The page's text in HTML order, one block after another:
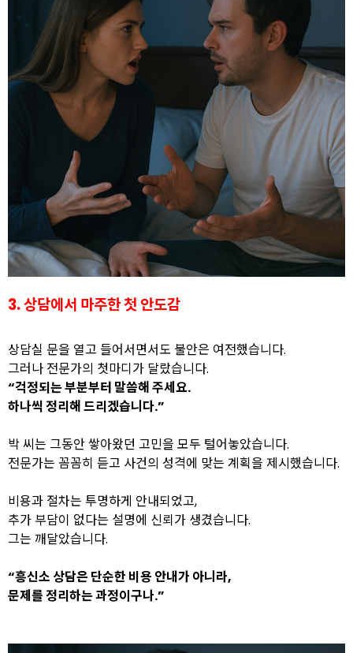
3. 상담에서 마주한 첫 안도감
상담실 문을 열고 들어서면서도 불안은 여전했습니다.
그러나 전문가의 첫마디가 달랐습니다.
“걱정되는 부분부터 말씀해 주세요.
하나씩 정리해 드리겠습니다.”
박 씨는 그동안 쌓아왔던 고민을 모두 털어놓았습니다.
전문가는 꼼꼼히 듣고 사건의 성격에 맞는 계획을 제시했습니다.
비용과 절차는 투명하게 안내되었고,
추가 부담이 없다는 설명에 신뢰가 생겼습니다.
그는 깨달았습니다.
“흥신소 상담은 단순한 비용 안내가 아니라,
문제를 정리하는 과정이구나.”